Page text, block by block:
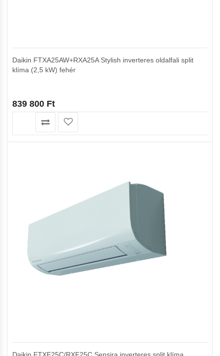
Daikin FTXA25AW+RXA25A Stylish inverteres oldalfali split
klíma (2,5 kW) fehér
839 800 Ft